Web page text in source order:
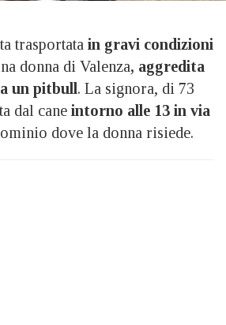
trasportata in gravi condizioni
donna di Valenza, aggredita
un pitbull. La signora, di 73
dal cane intorno alle 13 in via
dove la donna risiede.